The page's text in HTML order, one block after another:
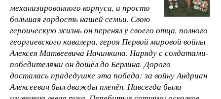
механизированного корпуса, и просто
большая гордость нашей семьи. Свою
героическую жизнь он перенял у своего отца, полного
георгиевского кавалера, героя Первой мировой войны
Алексея Матвеевича Начинкина. Наряду с солдатами-
победителями он дошёл до Берлина. Дорого
досталась прадедушке эта победа: за войну Андриан
Алексеевич был дважды пленён. Навсегда была